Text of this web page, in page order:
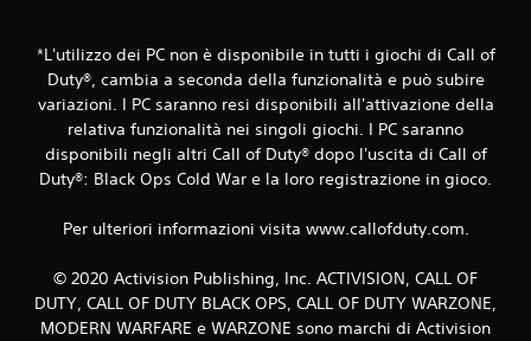
t
a
z
i
o
n
i
*L'utilizzo dei PC non è disponibile in tutti i giochi di Call of
Duty®, cambia a seconda della funzionalità e può subire
variazioni. I PC saranno resi disponibili all'attivazione della
relativa funzionalità nei singoli giochi. I PC saranno
disponibili negli altri Call of Duty® dopo l'uscita di Call of
Duty®: Black Ops Cold War e la loro registrazione in gioco.
Per ulteriori informazioni visita www.callofduty.com.
© 2020 Activision Publishing, Inc. ACTIVISION, CALL OF
DUTY, CALL OF DUTY BLACK OPS, CALL OF DUTY WARZONE,
MODERN WARFARE e WARZONE sono marchi di Activision